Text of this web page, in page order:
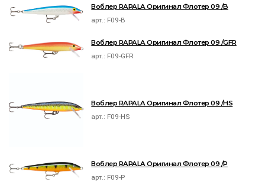
Воблер RAPALA Оригинал Флотер 09 /B
арт.: F09-B
Воблер RAPALA Оригинал Флотер 09 /GFR
арт.: F09-GFR
Воблер RAPALA Оригинал Флотер 09 /HS
арт.: F09-HS
Воблер RAPALA Оригинал Флотер 09 /P
арт.: F09-P